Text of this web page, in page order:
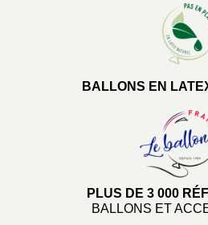
BALLONS EN
PLUS DE 3 000
BALLONS ET